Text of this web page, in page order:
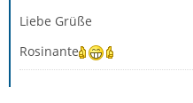
Liebe Grüße
Rosinante